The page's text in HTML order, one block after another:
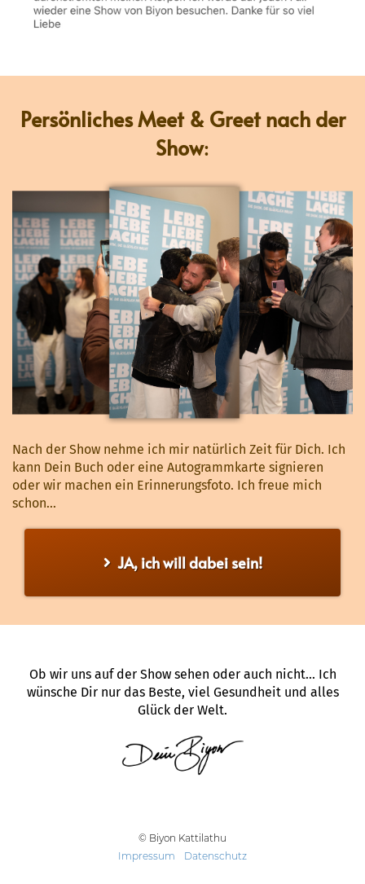
PersönlichesMeet & Greet nach der
Show:
Nach der Show nehme ich mir natürlich Zeit für Dich. Ich
kann Dein Buch oder eine Autogrammkarte signieren
oder wir machen ein Erinnerungsfoto. Ich freue mich
schon...
JA, ich will dabei sein!
Ob wir uns auf der Show sehen oder auch nicht... Ich
wünsche Dir nur das Beste, viel Gesundheit und alles
Glück der Welt.
© Biyon Kattilathu
Impressum
Datenschutz